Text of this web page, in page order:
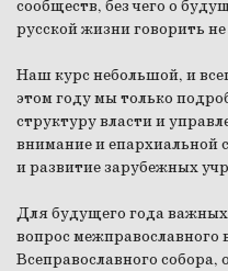
сообществ, без чего о
русской жизни говорить
Наш курс небольшой, и
этом году мы только
структуру власти и
внимание и епархиальной
и развитие зарубежных
Для будущего года
вопрос межправославного
Всеправославного собора,